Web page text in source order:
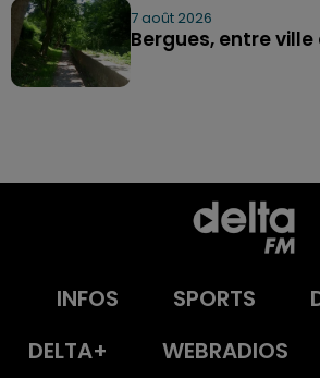
7 août 2026
Bergues, entre
INFOS SPORTS
DELTA+
WEBRADIOS